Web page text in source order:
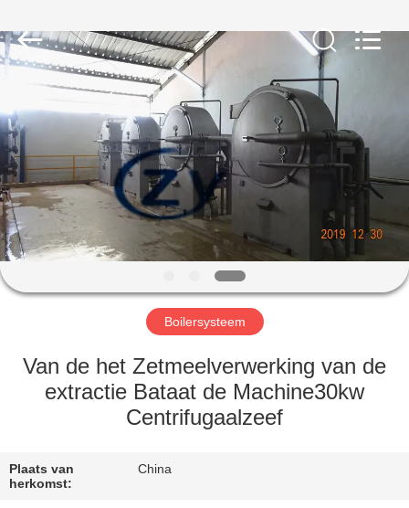
HUIS
PRODUCTEN
ONGEVEER
DE
V.S.
FABRIEKSREIS
KWALITEITSCONTROLE
ONS
Engineering
Machinery
Co.,ltd.
Boilersysteem
Van de het Zetmeelverwerking van de
extractie Bataat de Machine30kw
Centrifugaalzeef
Plaats van
herkomst:
China